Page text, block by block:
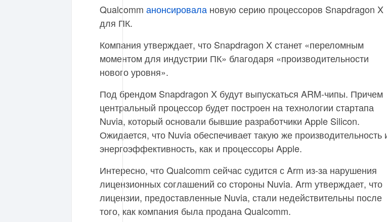
Qualcomm анонсировала новую серию процессоров Snapdragon X
для ПК.
Компания утверждает, что Snapdragon X станет «переломным
моментом для индустрии ПК» благодаря «производительности
нового уровня».
Под брендом Snapdragon X будут выпускаться ARM-чипы. Причем
центральный процессор будет построен на технологии стартапа
Nuvia, который основали бывшие разработчики Apple Silicon.
Ожидается, что Nuvia обеспечивает такую же производительность
энергоэффективность, как и процессоры Apple.
Интересно, что Qualcomm сейчас судится с Arm из-за нарушения
лицензионных соглашений со стороны Nuvia. Arm утверждает, что
лицензии, предоставленные Nuvia, стали недействительны после
того, как компания была продана Qualcomm.